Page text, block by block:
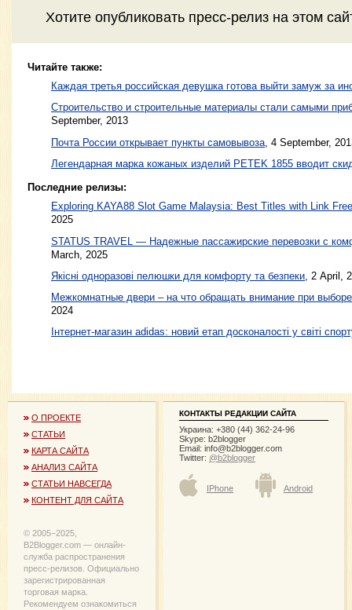
Хотите опубликовать пресс-релизна этом
Читайте также:
Каждая третья российская девушка готова выйти замуж за
Строительство и строительные материалы стали самыми
September, 2013
Почта России открывает пункты самовывоза 4 September,
Легендарная марка кожаных изделий PETEK 1855 вводит
Последние релизы:
Exploring KAYA88 Slot Game Malaysia: Best Titles with Link
2025
STATUS TRAVEL — Надежные пассажирские перевозки с
March, 2025
Якісні одноразові пелюшки для комфорту та безпеки , 2 April,
Межкомнатные двери – на что обращать внимание при
2024
Інтернет-магазин adidas: новий етап досконалості у світі
О ПРОЕКТЕ
СТАТЬИ
КАРТА САЙТА
АНАЛИЗ САЙТА
СТАТЬИ НАВСЕГДА
КОНТЕНТ ДЛЯ САЙТА
© 2005−2025,
B2Blogger.com — онлайн-
служба распространения
пресс-релизов. Официально
зарегистрированная
торговая марка.
Рекомендуем ознакомиться
КОНТАКТЫ РЕДАКЦИИ САЙТА
Украина: +380 (44) 362-24-96
Skype: b2blogger
Email: info@b2blogger.com
Twitter: @b2blogger
IPhone Android